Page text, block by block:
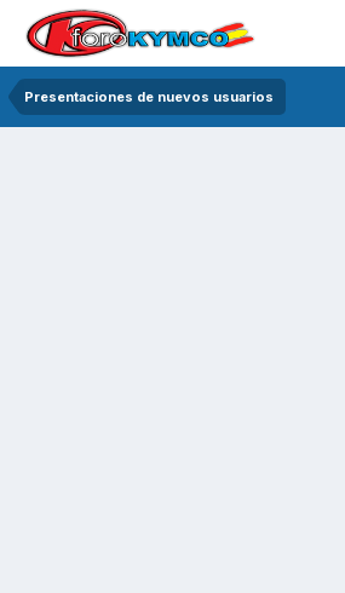
Presentaciones de nuevos usuarios